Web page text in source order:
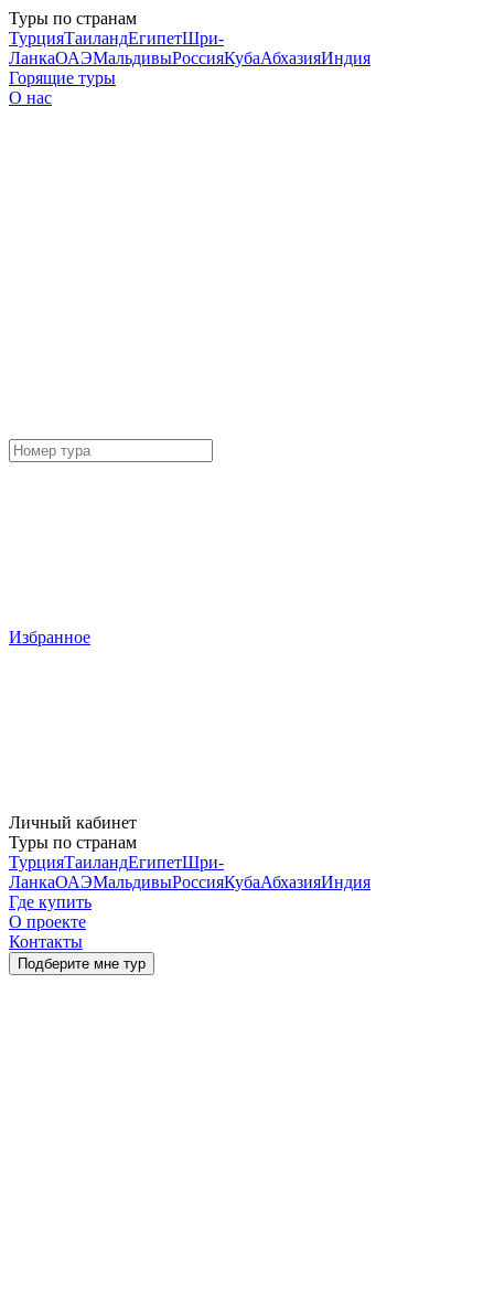
Туры по странам
ТурцияТаиландЕгипетШри-
ЛанкаОАЭМальдивыРоссияКубаАбхазияИндия
Горящие туры
О нас
Избранное
Личный кабинет
Туры по странам
ТурцияТаиландЕгипетШри-
ЛанкаОАЭМальдивыРоссияКубаАбхазияИндия
Где купить
О проекте
Контакты
Подберите мне тур